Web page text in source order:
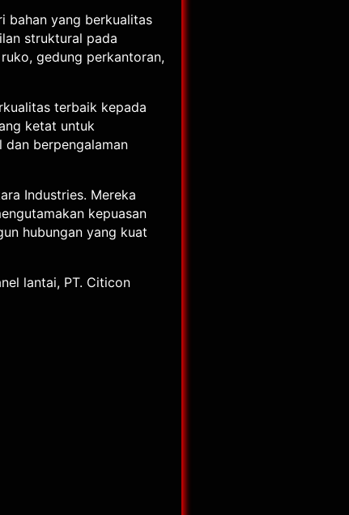
bahan yang berkualitas
struktural pada
gedung perkantoran,
terbaik kepada
ketat untuk
berpengalaman
Industries. Mereka
kepuasan
hubungan yang kuat
lantai, PT. Citicon